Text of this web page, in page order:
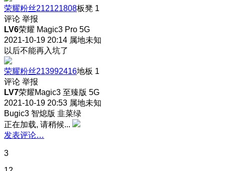
荣耀粉丝212121808板凳 1
评论 举报
LV6荣耀 Magic3 Pro 5G
2021-10-19 20:14 属地未知
以后不能再入坑了
荣耀粉丝213992416地板 1
评论 举报
LV7荣耀Magic3 至臻版 5G
2021-10-19 20:53 属地未知
Bugic3 智熄版 韭菜绿
正在加载, 请稍候...
发表评论…
3